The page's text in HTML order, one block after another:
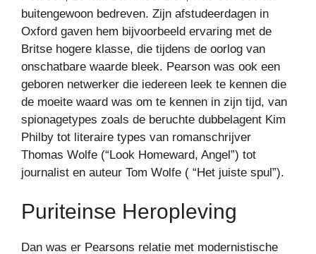
buitengewoon bedreven. Zijn afstudeerdagen in
Oxford gaven hem bijvoorbeeld ervaring met de
Britse hogere klasse, die tijdens de oorlog van
onschatbare waarde bleek. Pearson was ook een
geboren netwerker die iedereen leek te kennen die
de moeite waard was om te kennen in zijn tijd, van
spionagetypes zoals de beruchte dubbelagent Kim
Philby tot literaire types van romanschrijver
Thomas Wolfe (“Look Homeward, Angel”) tot
journalist en auteur Tom Wolfe ( “Het juiste spul”).
Puriteinse Heropleving
Dan was er Pearsons relatie met modernistische